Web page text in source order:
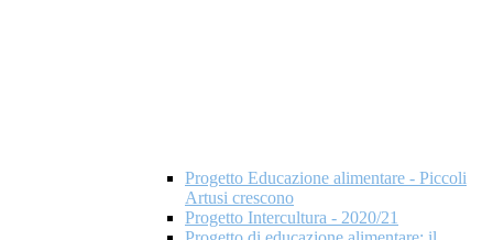
Progetto Educazione alimentare - Piccoli
Artusi crescono
Progetto Intercultura - 2020/21